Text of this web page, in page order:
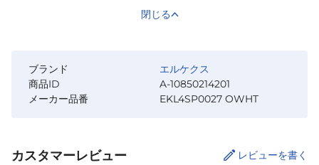
閉じる
ブランド
エルケクス
商品ID
A-10850214201
メーカー品番
EKL4SP0027 OWHT
カスタマーレビュー レビューを書く